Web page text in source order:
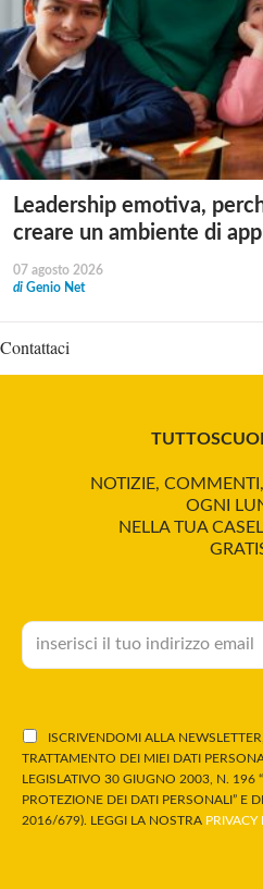
Leadership emotiva,
creare un ambiente di
07 agosto 2026
di Genio Net
Contattaci
NOTIZIE,
OGNI
NELLA TUA
ISCRIVENDOMI ALLA
TRATTAMENTO DEI MIEI DATI
LEGISLATIVO 30 GIUGNO 2003, N. 196
PROTEZIONE DEI DATI PERSONALI” E
2016/679). LEGGI LA NOSTRA PRIVACY